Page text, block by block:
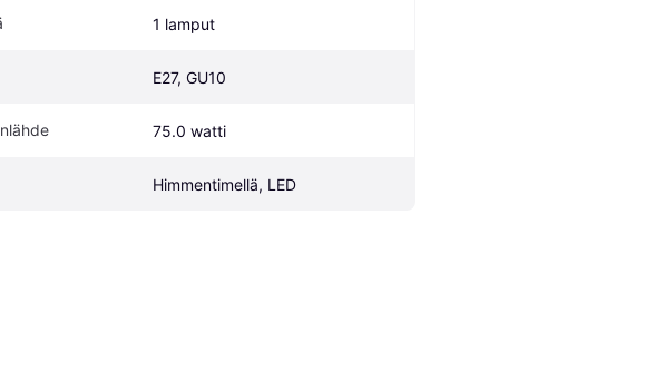
1 lamput
E27, GU10
75.0 watti
Himmentimellä, LED